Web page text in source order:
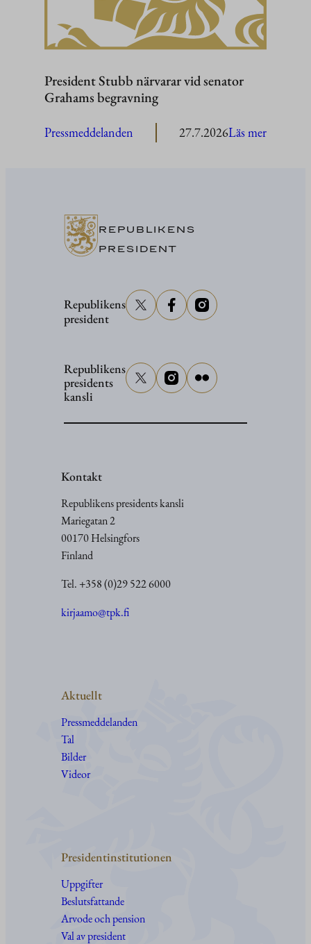
President Stubb närvarar vid senator
Grahams begravning
Pressmeddelanden 27.7.2026Läs mer:
REPUBLIKENS
PRESIDENT
Republikens
president
Republikens
presidents
kansli
Kontakt
Republikens presidents kansli
Mariegatan 2
00170 Helsingfors
Finland
Tel. +358 (0)29 522 6000
kirjaamo@tpk.fi
Aktuellt
Pressmeddelanden
Tal
Bilder
Videor
Presidentinstitutionen
Uppgifter
Beslutsfattande
Arvode och pension
Val av president